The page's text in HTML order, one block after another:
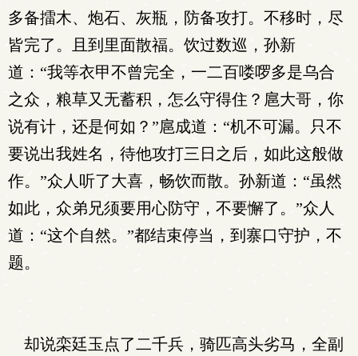
多备擂木、炮石、灰瓶，防备攻打。不移时，尽
皆完了。且到里面散福。饮过数巡，孙新
道：“我等衣甲不曾完全，一二百喽啰多是乌合
之众，粮草又无蓄积，怎么守得住？扈大哥，你
说有计，还是何如？”扈成道：“机不可漏。只不
要说出我姓名，待他攻打三日之后，如此这般做
作。”众人听了大喜，畅饮而散。孙新道：“虽然
如此，众弟兄须要用心防守，不要懈了。”众人
道：“这个自然。”都结束停当，到寨口守护，不
题。
却说栾廷玉点了二千兵，骑匹高头劣马，全副